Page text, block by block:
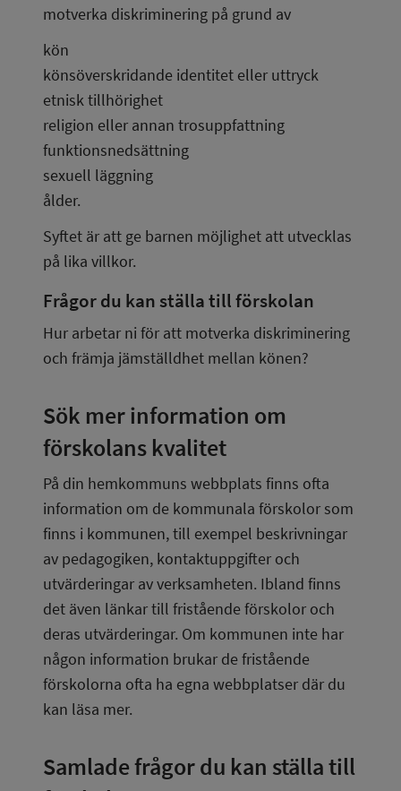
motverka diskriminering på grund av
kön
könsöverskridande identitet eller uttryck
etnisk tillhörighet
religion eller annan trosuppfattning
funktionsnedsättning
sexuell läggning
ålder.
Syftet är att ge barnen möjlighet att utvecklas
på lika villkor.
Frågor du kan ställa till förskolan
Hur arbetar ni för att motverka diskriminering
och främja jämställdhet mellan könen?
Sök mer information om
förskolans kvalitet
På din hemkommuns webbplats finns ofta
information om de kommunala förskolor som
finns i kommunen, till exempel beskrivningar
av pedagogiken, kontaktuppgifter och
utvärderingar av verksamheten. Ibland finns
det även länkar till fristående förskolor och
deras utvärderingar. Om kommunen inte har
någon information brukar de fristående
förskolorna ofta ha egna webbplatser där du
kan läsa mer.
Samlade frågor du kan ställa till